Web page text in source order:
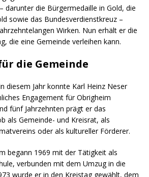
darunter die Bürgermedaille in Gold, die
sowie das Bundesverdienstkreuz –
Wirken. Nun erhält er die
die eine Gemeinde verleihen kann.
die Gemeinde
diesem Jahr konnte Karl Heinz Neser
Engagement für Obrigheim
fünf Jahrzehnten prägt er das
als Gemeinde- und Kreisrat, als
oder als kultureller Förderer.
begann 1969 mit der Tätigkeit als
verbunden mit dem Umzug in die
wurde er in den Kreistag gewählt, dem